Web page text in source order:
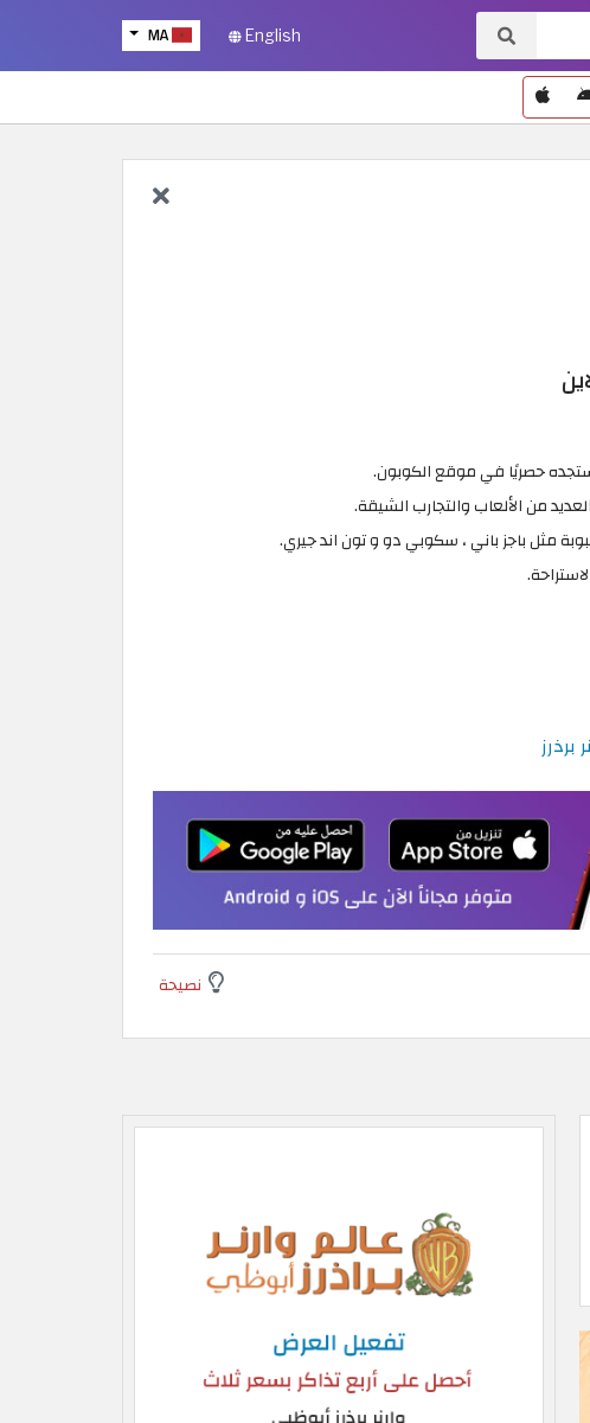
MA English
من الألعاب والتجارب الشيقة.
مثل باجز باني ، سكوبي دو و تون اند جيري.
نصيحة